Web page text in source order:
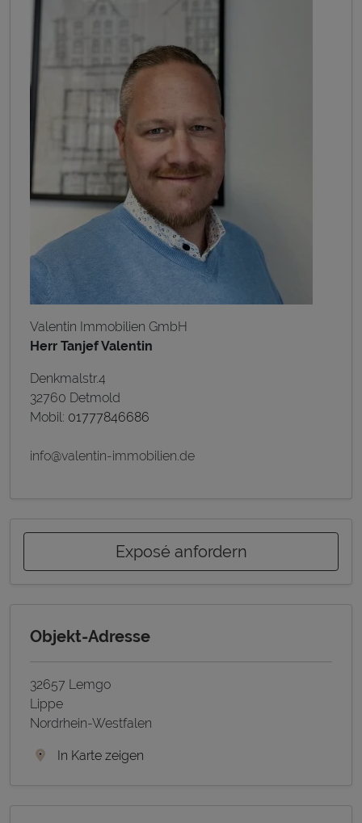
Valentin Immobilien GmbH
Herr Tanjef Valentin
Denkmalstr.4
32760 Detmold
Mobil: 01777846686
info@valentin-immobilien.de
Exposé anfordern
Objekt-Adresse
32657 Lemgo
Lippe
Nordrhein-Westfalen
In Karte zeigen